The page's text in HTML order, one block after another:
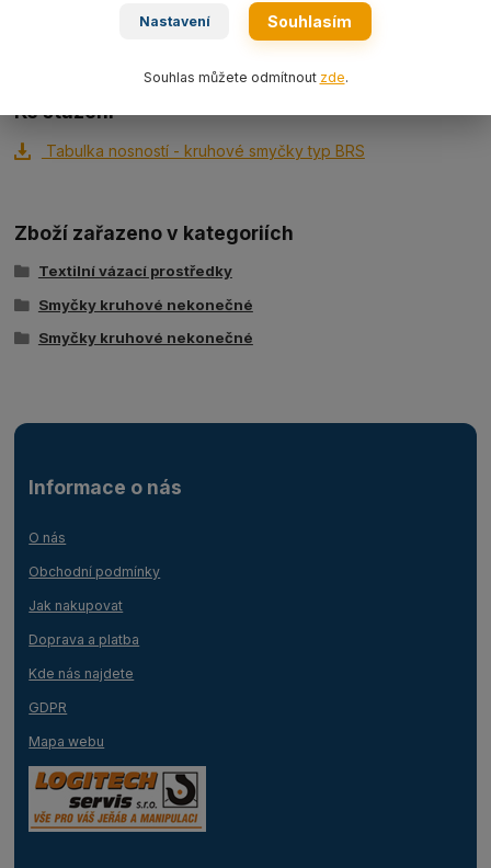
EN 1492-2.
Ke stažení
Tabulka nosností - kruhové smyčky typ BRS
Zboží zařazeno v kategoriích
Textilní vázací prostředky
Smyčky kruhové nekonečné
Smyčky kruhové nekonečné
Informace o nás
O nás
Obchodní podmínky
Jak nakupovat
Doprava a platba
Kde nás najdete
GDPR
Mapa webu
Nastavení Souhlasím
Souhlas můžete odmítnout zde.